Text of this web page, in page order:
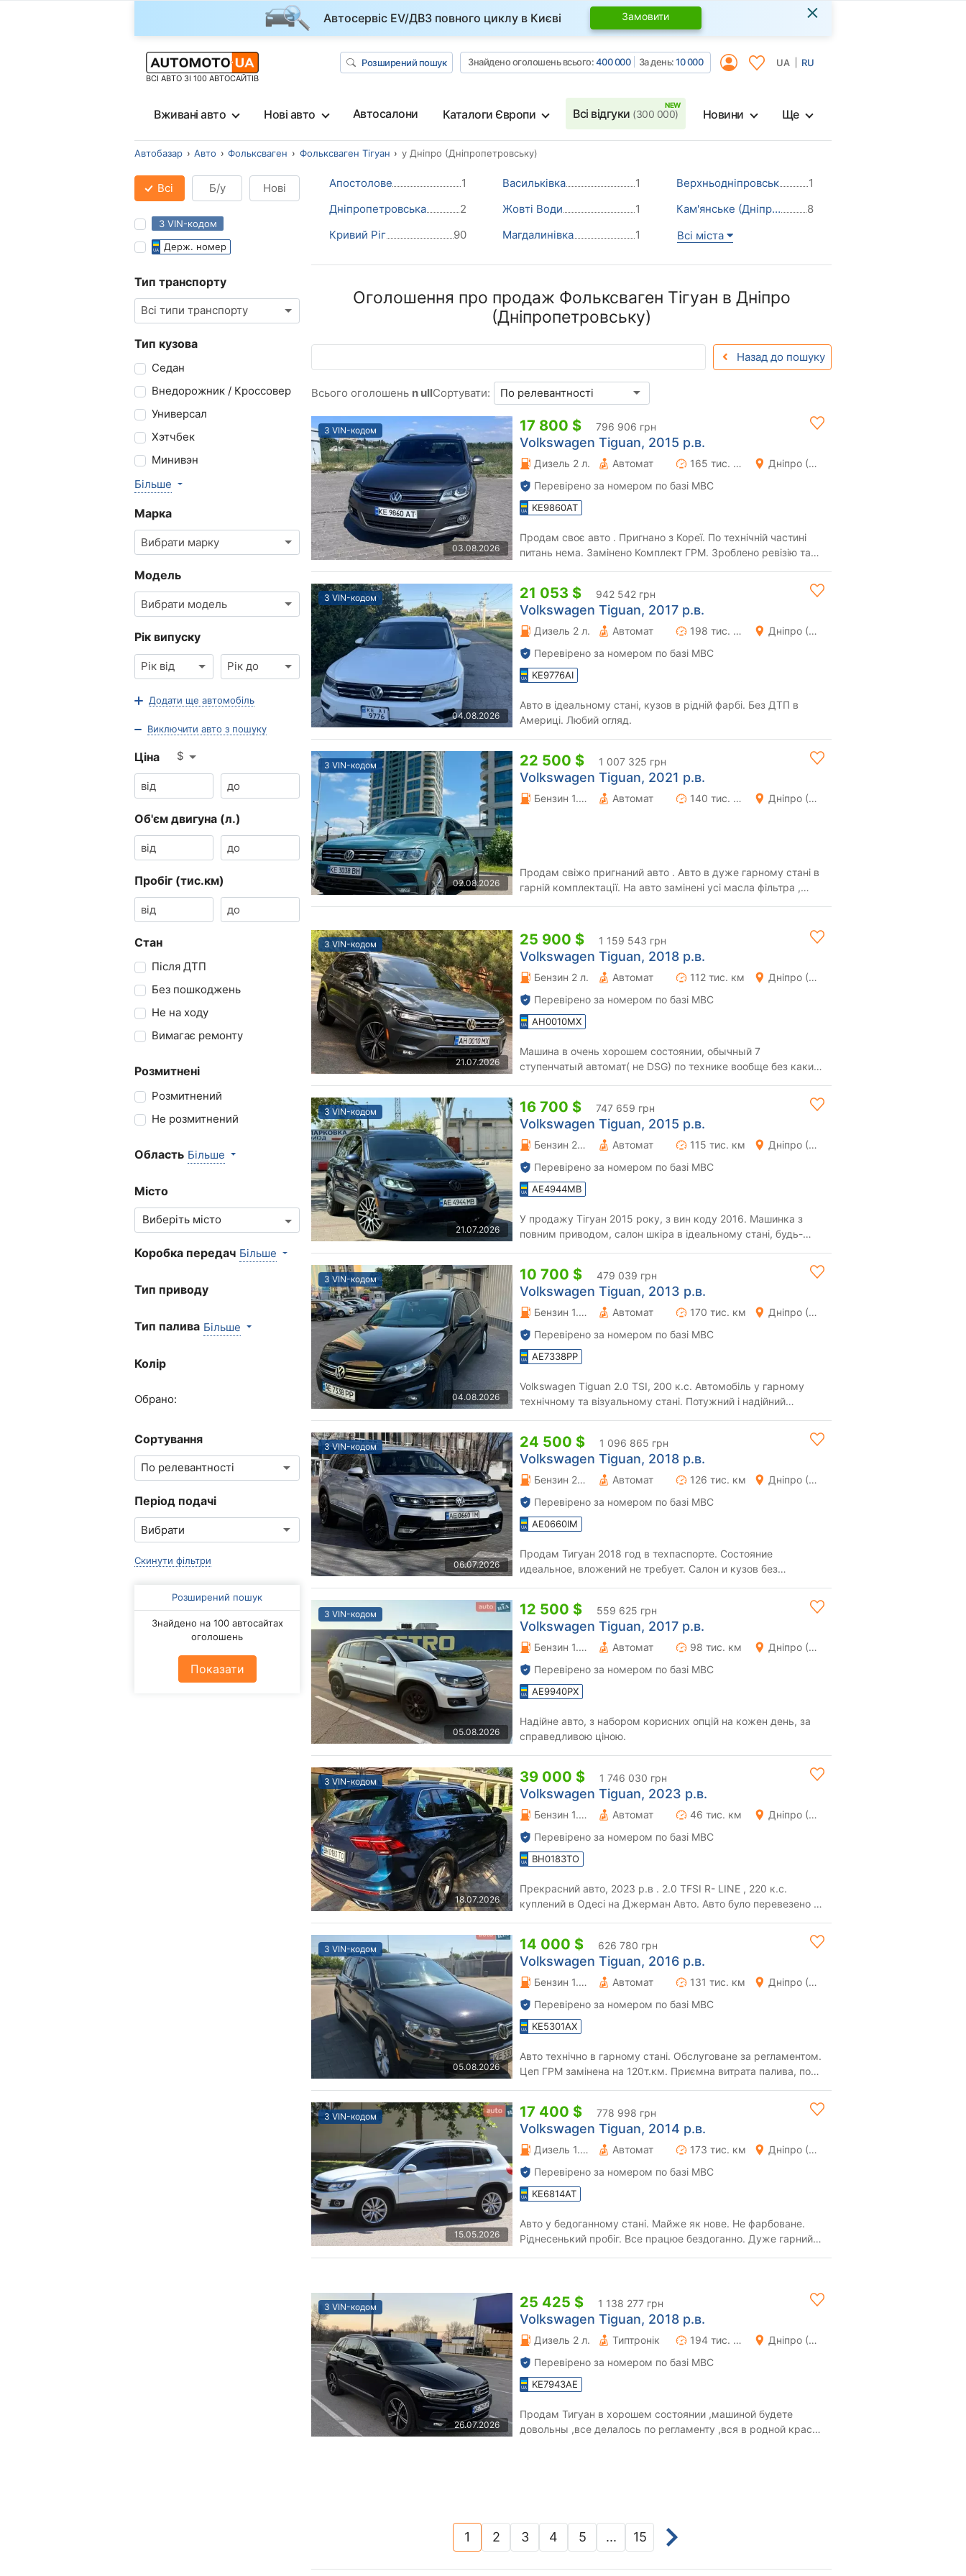
Автосервіс EV/ДВЗ повного циклу в Києві Замовити ×
ВСІ АВТО ЗІ 100 АВТОСАЙТІВ
Розширений пошук Знайдено оголошень всього:400 000 За день:10 000 UA RU
Вживані авто Нові авто Автосалони Каталоги Європи Всі відгуки (300 000) Новини Ще
Автобазар Авто Фольксваген Фольксваген Тігуан у Дніпро (Дніпропетровську)
Всі Б/у Нові
З VIN-кодом
Держ. номер
Тип транспорту
Всі типи транспорту
Тип кузова
Седан
Внедорожник / Кроссовер
Универсал
Хэтчбек
Минивэн
Більше
Марка
Вибрати марку
Модель
Вибрати модель
Рік випуску
Рік від Рік до
Додати ще автомобіль
Виключити авто з пошуку
Ціна $
Об'єм двигуна (л.)
Пробіг (тис.км)
Стан
Після ДТП
Без пошкоджень
Не на ходу
Вимагає ремонту
Розмитнені
Розмитнений
Не розмитнений
Область Більше
Місто
Коробка передач Більше
Тип приводу
Тип палива Більше
Колір
Обрано:
Сортування
Період подачі
Скинути фільтри
Розширений пошук
Знайдено на 100 автосайтах
оголошень
Показати
Апостолове 1 Васильківка 1 Верхньодніпровськ
1
Дніпропетровська
2 Жовті Води 1 Кам'янське (Дніпродзержинськ)
8
Кривий Ріг
90 Магдалинівка 1 Всі міста
Оголошення про продаж Фольксваген Тігуан в Дніпро
(Дніпропетровську)
Назад до пошуку
Всього оголошень n ullСортувати:
З VIN-кодом
03.08.2026
17 800 $ 796 906 грн
Volkswagen Tiguan, 2015 р.в.
Дизель 2 л. Автомат 165 тис. км
Дніпро (Дніпропетровськ)
Перевірено за номером по базі МВС
KE9860AT
Продам своє авто . Пригнано з Кореї. По технічній частині
питань нема. Замінено Комплект ГРМ. Зроблено ревізію та
З VIN-кодом
04.08.2026
21 053 $ 942 542 грн
Volkswagen Tiguan, 2017 р.в.
Дизель 2 л. Автомат 198 тис. км
Дніпро (Дніпропетровськ)
Перевірено за номером по базі МВС
KE9776AI
Авто в ідеальному стані, кузов в рідній фарбі. Без ДТП в
Америці. Любий огляд.
З VIN-кодом
02.08.2026
22 500 $ 1 007 325 грн
Volkswagen Tiguan, 2021 р.в.
Бензин 1.98 л. Автомат 140 тис. км Дніпро (Дніпропетровськ)
Продам свіжо пригнаний авто . Авто в дуже гарному стані в
гарній комплектації. На авто замінені усі масла фільтра ,
З VIN-кодом
21.07.2026
25 900 $ 1 159 543 грн
Volkswagen Tiguan, 2018 р.в.
Бензин 2 л. Автомат 112 тис. км
Дніпро (Дніпропетровськ)
Перевірено за номером по базі МВС
AH0010MX
Машина в очень хорошем состоянии, обычный 7
ступенчатый автомат( не DSG) по технике вообще без каких
З VIN-кодом
21.07.2026
16 700 $ 747 659 грн
Volkswagen Tiguan, 2015 р.в.
Бензин 20 л. Автомат 115 тис. км
Дніпро (Дніпропетровськ)
Перевірено за номером по базі МВС
AE4944MB
У продажу Тігуан 2015 року, з вин коду 2016. Машинка з
повним приводом, салон шкіра в ідеальному стані, будь-
З VIN-кодом
04.08.2026
10 700 $ 479 039 грн
Volkswagen Tiguan, 2013 р.в.
Бензин 1.98 л. Автомат 170 тис. км
Дніпро (Дніпропетровськ)
Перевірено за номером по базі МВС
AE7338PP
Volkswagen Tiguan 2.0 TSI, 200 к.с. Автомобіль у гарному
технічному та візуальному стані. Потужний і надійний
З VIN-кодом
06.07.2026
24 500 $ 1 096 865 грн
Volkswagen Tiguan, 2018 р.в.
Бензин 20 л. Автомат 126 тис. км
Дніпро (Дніпропетровськ)
Перевірено за номером по базі МВС
AE0660IM
Продам Тигуан 2018 год в техпаспорте. Состояние
идеальное, вложений не требует. Салон и кузов без
З VIN-кодом
05.08.2026
12 500 $ 559 625 грн
Volkswagen Tiguan, 2017 р.в.
Бензин 1.98 л. Автомат 98 тис. км
Дніпро (Дніпропетровськ)
Перевірено за номером по базі МВС
AE9940PX
Надійне авто, з набором корисних опцій на кожен день, за
справедливою ціною.
З VIN-кодом
18.07.2026
39 000 $ 1 746 030 грн
Volkswagen Tiguan, 2023 р.в.
Бензин 1.98 л. Автомат 46 тис. км
Дніпро (Дніпропетровськ)
Перевірено за номером по базі МВС
BH0183TO
Прекрасний авто, 2023 р.в . 2.0 TFSI R- LINE , 220 к.с.
куплений в Одесі на Джерман Авто. Авто було перевезено у
З VIN-кодом
05.08.2026
14 000 $ 626 780 грн
Volkswagen Tiguan, 2016 р.в.
Бензин 1.98 л. Автомат 131 тис. км
Дніпро (Дніпропетровськ)
Перевірено за номером по базі МВС
KE5301AX
Авто технічно в гарному стані. Обслуговане за регламентом.
Цеп ГРМ замінена на 120т.км. Приємна витрата палива, по
З VIN-кодом
15.05.2026
17 400 $ 778 998 грн
Volkswagen Tiguan, 2014 р.в.
Дизель 1.97 л. Автомат 173 тис. км
Дніпро (Дніпропетровськ)
Перевірено за номером по базі МВС
KE6814AT
Авто у бедоганному стані. Майже як нове. Не фарбоване.
Ріднесенький пробіг. Все працюе бездоганно. Дуже гарний
З VIN-кодом
26.07.2026
25 425 $ 1 138 277 грн
Volkswagen Tiguan, 2018 р.в.
Дизель 2 л. Типтронік 194 тис. км
Дніпро (Дніпропетровськ)
Перевірено за номером по базі МВС
KE7943AE
Продам Тигуан в хорошем состоянии ,машиной будете
довольны ,все делалось по регламенту ,вся в родной краске
1(current)
2 3 4 5 ... 15